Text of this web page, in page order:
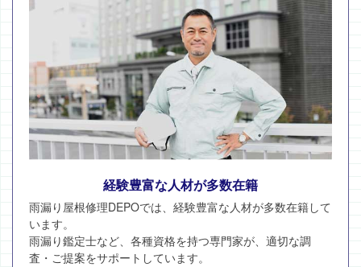
経験豊富な人材が多数在籍
雨漏り屋根修理DEPOでは、経験豊富な人材が多数在籍して
います。
雨漏り鑑定士など、各種資格を持つ専門家が、適切な調
査・ご提案をサポートしています。